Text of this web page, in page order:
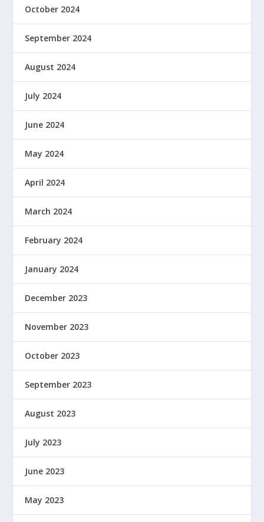
October 2024
September 2024
August 2024
July 2024
June 2024
May 2024
April 2024
March 2024
February 2024
January 2024
December 2023
November 2023
October 2023
September 2023
August 2023
July 2023
June 2023
May 2023